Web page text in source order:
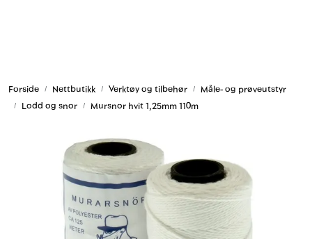
Forside Nettbutikk Verktøy og tilbehør
Måle- og prøveutstyr
Lodd og snor
Mursnor hvit 1,25mm 110m
Belysning og sesong
Festemateriell
Forskaling